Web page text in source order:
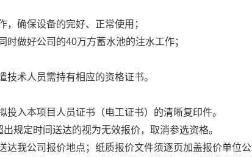
确保设备的完好、正常使用；
做好公司的40万方蓄水池的注水工作；
术人员需持有相应的资格证书。
入本项目人员证书（电工证书）的清晰复印件。
规定时间送达的视为无效报价，取消参选资格。
我公司报价地点；纸质报价文件须逐页加盖报价单位